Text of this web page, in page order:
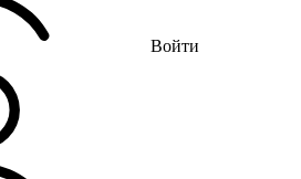
Войти